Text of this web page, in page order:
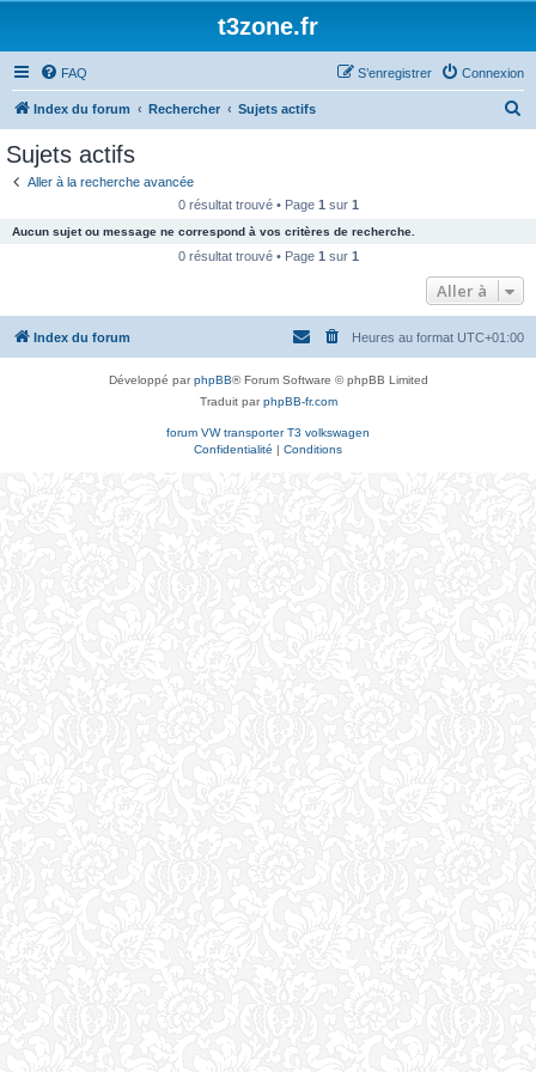
t3zone.fr
FAQ Connexion
S’enregistrer
Index du forum Rechercher Sujets actifs
c
e
Sujets actifs
Aller à la recherche avancée
0 résultat trouvé • Page 1 sur 1
Aucun sujet ou message ne correspond à vos critères de recherche.
0 résultat trouvé • Page 1 sur 1
Aller à
Index du forum Heures au format UTC+01:00
Développé parphpBB® Forum Software © phpBB Limited
Traduit parphpBB-fr.com
forum VW transporter T3 volkswagen
Confidentialité | Conditions